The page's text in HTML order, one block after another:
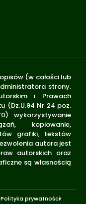
(w całości lub
strony.
i Prawach
(Dz.U.94 Nr 24 poz.
wykorzystywanie
kopiowanie,
grafiki, tekstów
autora jest
autorskich oraz
są własnością
Polityka prywatności